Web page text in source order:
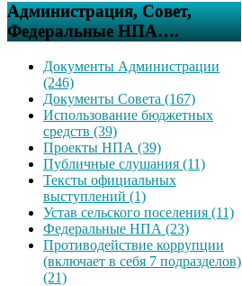
Администрация, Совет,
Федеральные НПА….
Документы Администрации
(246)
Документы Совета (167)
Использование бюджетных
средств (39)
Проекты НПА (39)
Публичные слушания (11)
Тексты официальных
выступлений (1)
Устав сельского поселения (11)
Федеральные НПА (23)
Противодействие коррупции
(включает в себя 7 подразделов)
(21)